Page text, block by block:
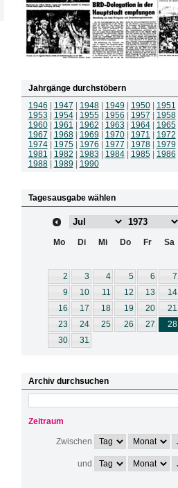
Jahrgänge durchstöbern
1946
1947 1948| 1949 1950| 1951
1953
1954| 1955| 1956 1957 1958|
1960| 1961 1962 1963 1964| 1965|
1967
1968| 1969 1970| 1971 1972
1974| 1975| 1976 1977 1978| 1979
1981
1982 1983 1984| 1985| 1986
1988| 1989 1990
Tagesausgabe wählen
Mo Di Mi Do Fr Sa
2
3 4 5 6 7
9
10 11 12 13 14
16
17 18 19 20 21
23
24 25 26 27 28
30
31
Archiv durchsuchen
Zeitraum
Zwischen
und